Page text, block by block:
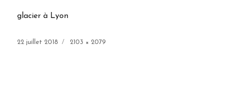
glacier à Lyon
Publié
22 juillet 2018
Taille
2103 × 2079